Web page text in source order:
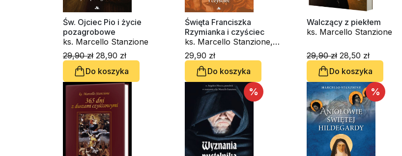
Św. Ojciec Pio i życie
pozagrobowe
ks. Marcello Stanzione
29,90 zł 28,90 zł
Do koszyka
Święta Franciszka
Rzymianka i czyściec
ks. Marcello Stanzione,
Carmine Alvino
29,90 zł
Do koszyka
Walczący z piekłem
ks. Marcello Stanzione
29,90 zł 28,50 zł
Do koszyka
% %